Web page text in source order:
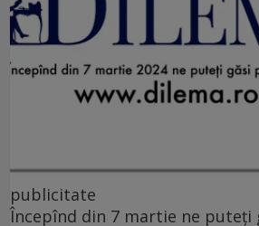
publicitate
Începînd din 7 martie ne puteți